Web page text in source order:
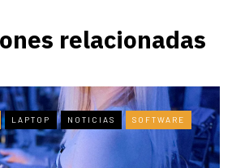
relacionadas
LAPTOP NOTICIAS SOFTWARE